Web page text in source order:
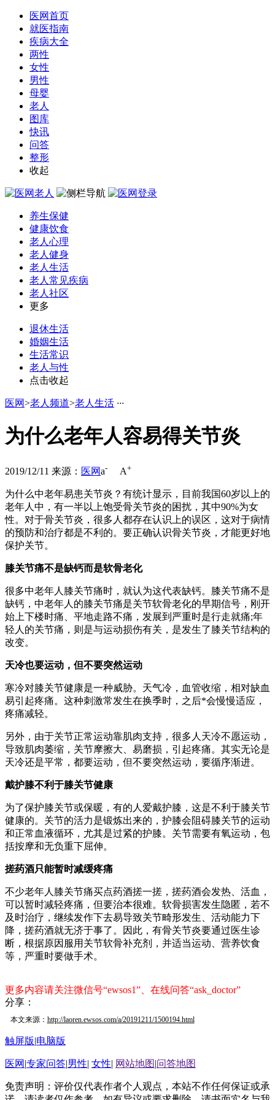
医网首页
就医指南
疾病大全
两性
女性
男性
母婴
老人
图库
快讯
问答
整形
收起
养生保健
健康饮食
老人心理
老人健身
老人生活
老人常见疾病
老人社区
更多
退休生活
婚姻生活
生活常识
老人与性
点击收起
医网>老人频道>老人生活 ···
为什么老年人容易得关节炎
2019/12/11 来源： 医网a- A+
为什么中老年易患关节炎？有统计显示，目前我国60岁以上的
老年人中，有一半以上饱受骨关节炎的困扰，其中90%为女
性。对于骨关节炎，很多人都存在认识上的误区，这对于病情
的预防和治疗都是不利的。要正确认识骨关节炎，才能更好地
保护关节。
膝关节痛不是缺钙而是软骨老化
很多中老年人膝关节痛时，就认为这代表缺钙。膝关节痛不是
缺钙，中老年人的膝关节痛是关节软骨老化的早期信号，刚开
始上下楼时痛、平地走路不痛，发展到严重时是行走就痛;年
轻人的关节痛，则是与运动损伤有关，是发生了膝关节结构的
改变。
天冷也要运动，但不要突然运动
寒冷对膝关节健康是一种威胁。天气冷，血管收缩，相对缺血
易引起疼痛。这种刺激常发生在换季时，之后*会慢慢适应，
疼痛减轻。
另外，由于关节正常运动靠肌肉支持，很多人天冷不愿运动，
导致肌肉萎缩，关节摩擦大、易磨损，引起疼痛。其实无论是
天冷还是平常，都要运动，但不要突然运动，要循序渐进。
戴护膝不利于膝关节健康
为了保护膝关节或保暖，有的人爱戴护膝，这是不利于膝关节
健康的。关节的活力是锻炼出来的，护膝会阻碍膝关节的运动
和正常血液循环，尤其是过紧的护膝。关节需要有氧运动，包
括按摩和无负重下屈伸。
搓药酒只能暂时减缓疼痛
不少老年人膝关节痛买点药酒搓一搓，搓药酒会发热、活血，
可以暂时减轻疼痛，但要治本很难。软骨损害发生隐匿，若不
及时治疗，继续发作下去易导致关节畸形发生、活动能力下
降，搓药酒就无济于事了。因此，有骨关节炎要通过医生诊
断，根据原因服用关节软骨补充剂，并适当运动、营养饮食
等，严重时要做手术。
更多内容请关注微信号“ewsos1”、在线问答“ask_doctor”
分享：
本文来源： http://laoren.ewsos.com/a/20191211/1500194.html
触屏版|电脑版
医网 |专家问答|男性| 女性| 网站地图 |问答地图
免责声明：评价仅代表作者个人观点，本站不作任何保证或承